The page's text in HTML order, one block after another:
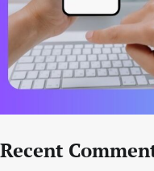
Recent